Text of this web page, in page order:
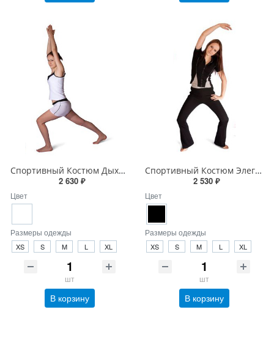
Спортивный Костюм Дыхание Спорта
2 630 ₽
Цвет
Размеры одежды
XS S M L XL
шт
В корзину
Спортивный Костюм Элегантность в Ночи
2 530 ₽
Цвет
Размеры одежды
XS S M L XL
шт
В корзину